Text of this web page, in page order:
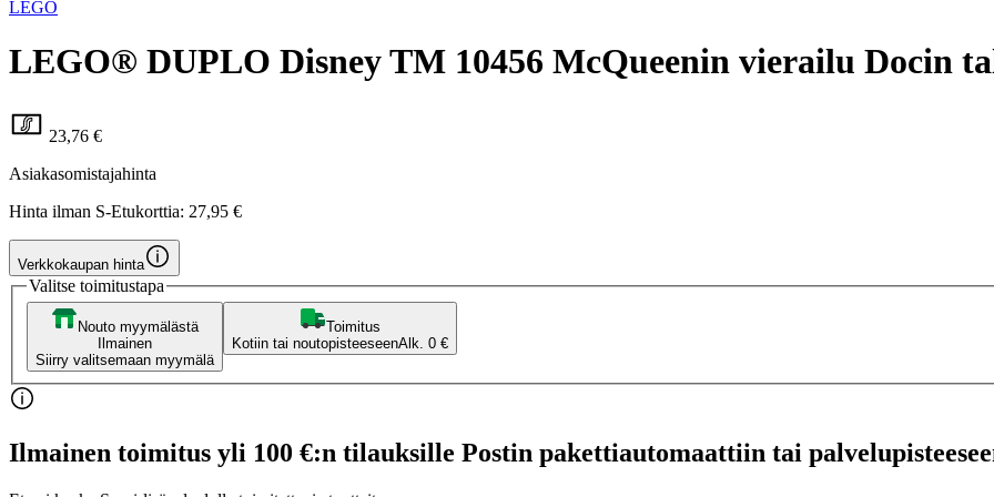
LEGO
LEGO® DUPLO Disney TM 10456 McQueenin vierailu Docin
23,76 €
Asiakasomistajahinta
Hinta ilman S-Etukorttia: 27,95 €
Verkkokaupan hinta
Valitse toimitustapa
Nouto myymälästä
Ilmainen
Siirry valitsemaan myymälä
Toimitus
Kotiin tai noutopisteeseenAlk. 0 €
Ilmainen toimitus yli 100 €:n tilauksille Postin pakettiautomaattiin tai